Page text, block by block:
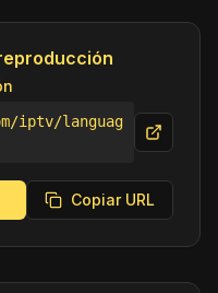
iptv/languag
Copiar URL